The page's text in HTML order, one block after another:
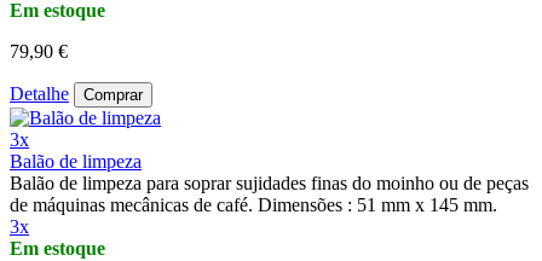
Em estoque
79,90 €
Detalhe Comprar
3x
Balão de limpeza
Balão de limpeza para soprar sujidades finas do moinho ou de peças
de máquinas mecânicas de café. Dimensões : 51 mm x 145 mm.
3x
Em estoque